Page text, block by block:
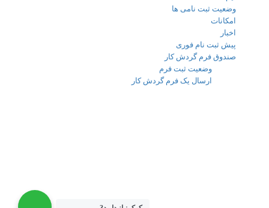
وضعیت ثبت نامی ها
امکانات
اخبار
پیش ثبت نام فوری
صندوق فرم گردش کار
وضعیت ثبت فرم
ارسال یک فرم گردش کار
شهرک غرب - فاز 3 - خیابان حسن سیف - کوچه 13- پلاک 5 دبیرستان